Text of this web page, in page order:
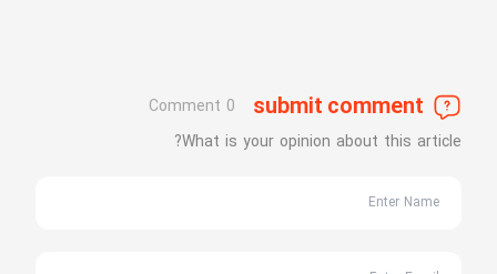
submit comment
0 Comment
What is your opinion about this article?